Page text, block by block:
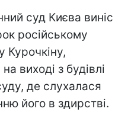
суд Києва виніс
російському
Курочкіну,
виході з будівлі
де слухалася
його в здирстві.